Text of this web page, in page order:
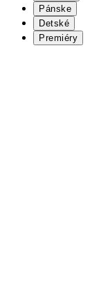
Pánske
Detské
Premiéry